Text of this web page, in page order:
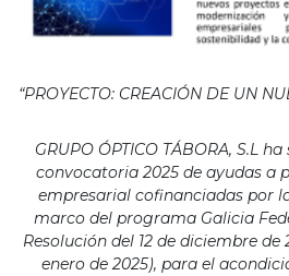
“PROYECTO: CREACIÓN DE UN
GRUPO ÓPTICO TÁBORA, S.L
convocatoria 2025 de ayudas a
empresarial cofinanciadas por
marco del programa Galicia
Resolución del 12 de diciembre de
enero de 2025), para el